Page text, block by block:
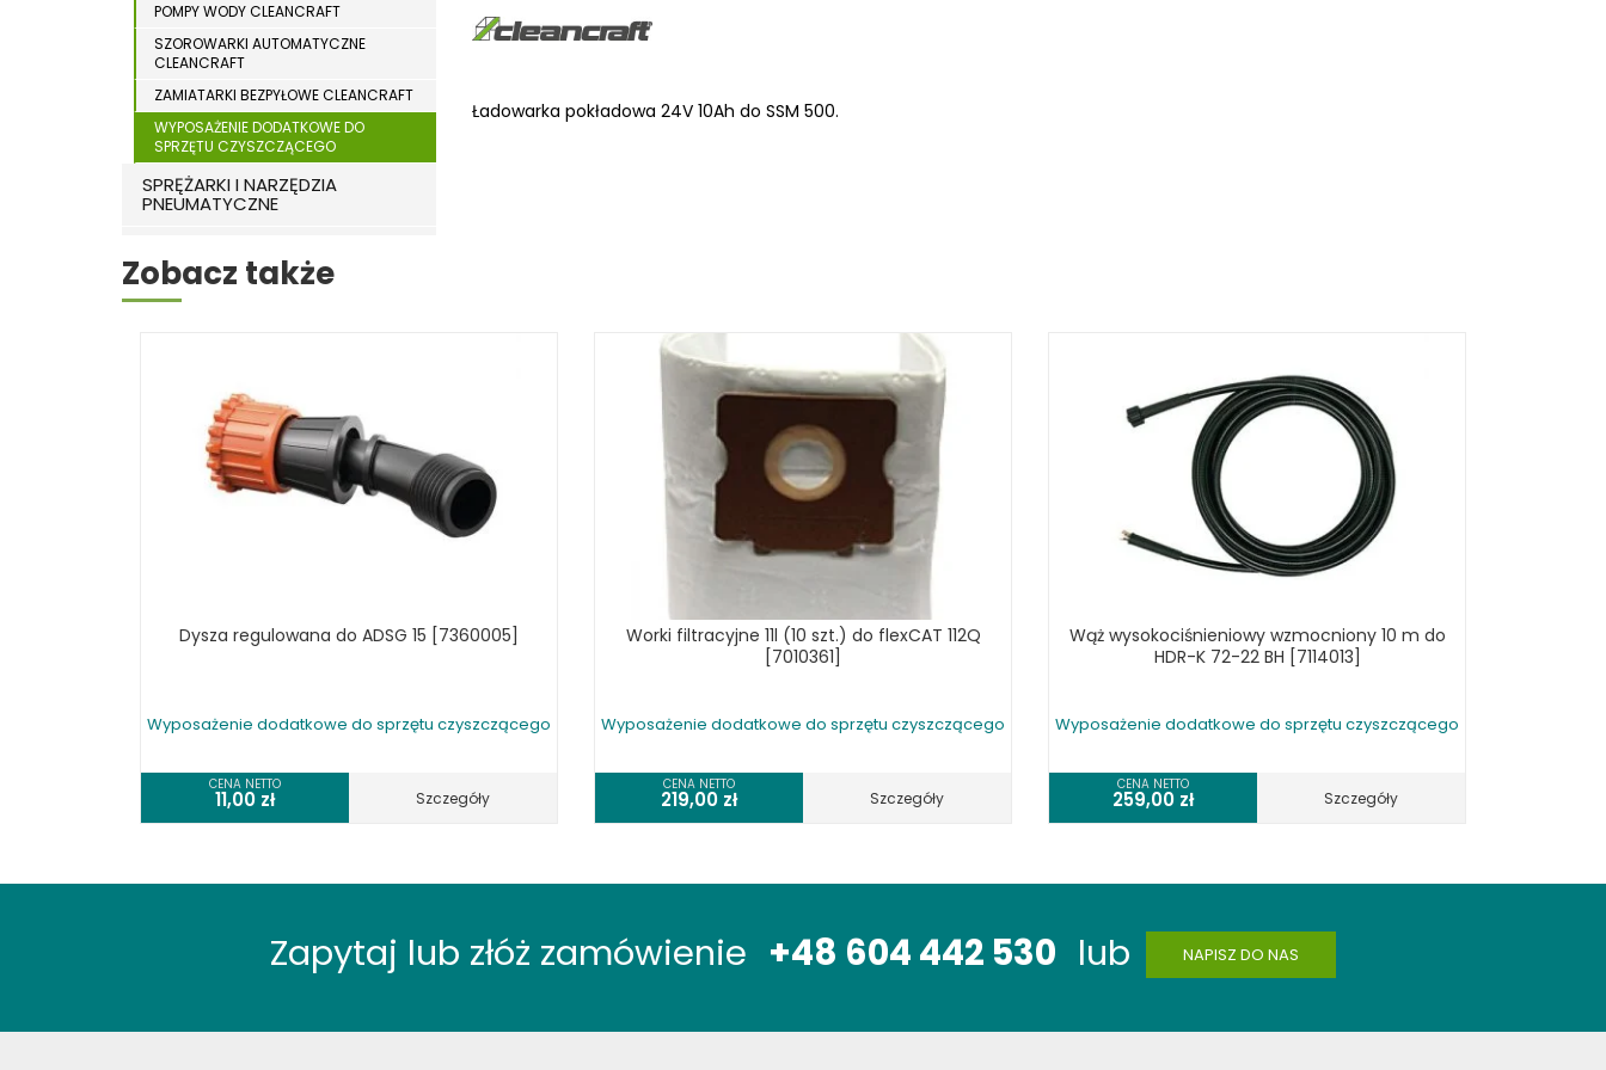
WYPOSAŻENIE DODATKOWE MASZYN DOWIERTARKI MAGNETYCZNE
WIERTARKO – FREZARKI STOŁOWE
WYKRAWARKI DO BLACHY
WYPOSAŻENIE DODATKOWE METALLKRAFT
WYPOSAŻENIE DODATKOWE OPTIMUM
Ładowarka pokładowa 24V 10Ah do SSM 500.
POMPY WODY CLEANCRAFT
SZOROWARKI AUTOMATYCZNE
CLEANCRAFT
ZAMIATARKI BEZPYŁOWE CLEANCRAFT
WYPOSAŻENIE DODATKOWE DO
SPRZĘTU CZYSZCZĄCEGO
SPRĘŻARKI I NARZĘDZIA
PNEUMATYCZNE
RÓŻNE OKAZJE
Zobacz także
Dysza regulowana do ADSG 15 [7360005]
Wyposażenie dodatkowe do sprzętu czyszczącego
CENA NETTO
11,00 zł Szczegóły
Worki filtracyjne 11l (10 szt.) do flexCAT 112Q
[7010361]
Wyposażenie dodatkowe do sprzętu czyszczącego
CENA NETTO
219,00 zł Szczegóły
Wąż wysokociśnieniowy wzmocniony 10 m do
HDR-K 72-22 BH [7114013]
Wyposażenie dodatkowe do sprzętu czyszczącego
CENA NETTO
259,00 zł Szczegóły
Zapytaj lub złóż zamówienie +48 604 442 530 lub NAPISZ DO NAS